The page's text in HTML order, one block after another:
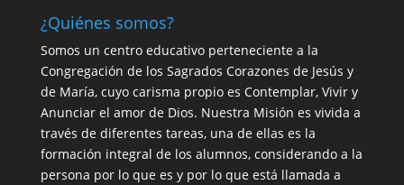
¿Quiénes somos?
Somos un centro educativo perteneciente a la
Congregación de los Sagrados Corazones de Jesús y
de María, cuyo carisma propio es Contemplar, Vivir y
Anunciar el amor de Dios. Nuestra Misión es vivida a
través de diferentes tareas, una de ellas es la
formación integral de los alumnos, considerando a la
persona por lo que es y por lo que está llamada a